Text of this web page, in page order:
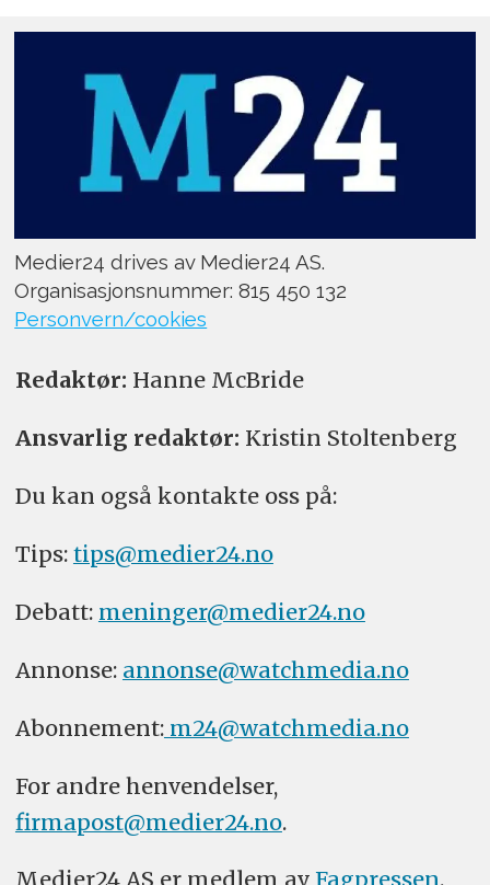
Medier24 drives av Medier24 AS.
Organisasjonsnummer: 815 450 132
Personvern/cookies
Redaktør: Hanne McBride
Ansvarlig redaktør: Kristin Stoltenberg
Du kan også kontakte oss på:
Tips: tips@medier24.no
Debatt: meninger@medier24.no
Annonse: annonse@watchmedia.no
Abonnement:m24@watchmedia.no
For andre henvendelser,
firmapost@medier24.no.
Medier24 AS er medlem av Fagpressen.